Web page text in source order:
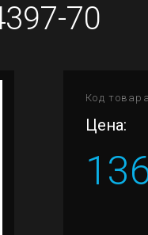
70
Код
Цена: